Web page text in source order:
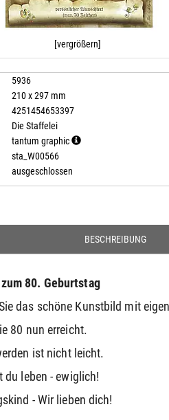
[vergrößern]
5936
210 x 297 mm
4251454653397
Die Staffelei
tantum graphic
sta_W00566
ausgeschlossen
BESCHREIBUNG
80. Geburtstag
das schöne Kunstbild mit
80 nun erreicht.
ist nicht leicht.
du leben - ewiglich!
- Wir lieben dich!